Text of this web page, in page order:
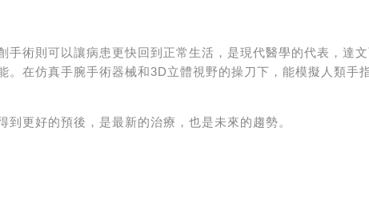
術則可以讓病患更快回到正常生活，是現代醫學的代表，達
在仿真手腕手術器械和3D立體視野的操刀下，能模擬人類手
更好的預後，是最新的治療，也是未來的趨勢。